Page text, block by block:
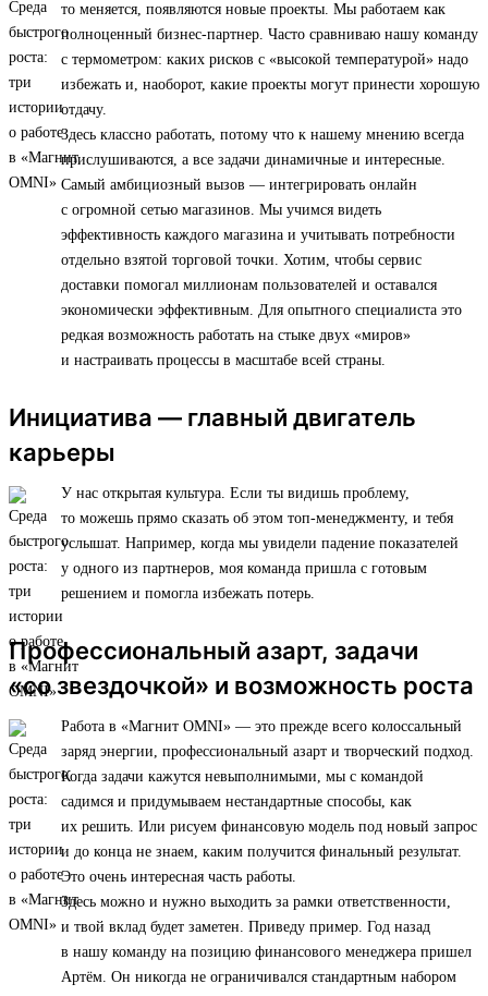
то меняется, появляются новые проекты. Мы работаем как
полноценный бизнес-партнер. Часто сравниваю нашу команду
с термометром: каких рисков с «высокой температурой» надо
избежать и, наоборот, какие проекты могут принести хорошую
отдачу.
Здесь классно работать, потому что к нашему мнению всегда
прислушиваются, а все задачи динамичные и интересные.
Самый амбициозный вызов — интегрировать онлайн
с огромной сетью магазинов. Мы учимся видеть
эффективность каждого магазина и учитывать потребности
отдельно взятой торговой точки. Хотим, чтобы сервис
доставки помогал миллионам пользователей и оставался
экономически эффективным. Для опытного специалиста это
редкая возможность работать на стыке двух «миров»
и настраивать процессы в масштабе всей страны.
Инициатива — главный двигатель
карьеры
У нас открытая культура. Если ты видишь проблему,
то можешь прямо сказать об этом топ-менеджменту, и тебя
услышат. Например, когда мы увидели падение показателей
у одного из партнеров, моя команда пришла с готовым
решением и помогла избежать потерь.
Профессиональный азарт, задачи
«со звездочкой» и возможность роста
Работа в «Магнит OMNI» — это прежде всего колоссальный
заряд энергии, профессиональный азарт и творческий подход.
Когда задачи кажутся невыполнимыми, мы с командой
садимся и придумываем нестандартные способы, как
их решить. Или рисуем финансовую модель под новый запрос
и до конца не знаем, каким получится финальный результат.
Это очень интересная часть работы.
Здесь можно и нужно выходить за рамки ответственности,
и твой вклад будет заметен. Приведу пример. Год назад
в нашу команду на позицию финансового менеджера пришел
Артём. Он никогда не ограничивался стандартным набором